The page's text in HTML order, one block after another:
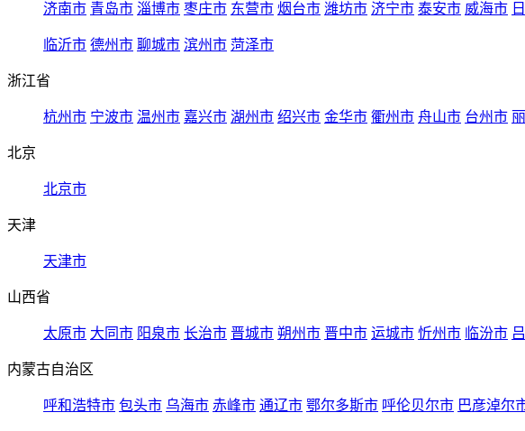
济南市 青岛市 淄博市 枣庄市 东营市 烟台市 潍坊市 济宁市 泰安市 威海市
临沂市 德州市 聊城市 滨州市 菏泽市
浙江省
杭州市 宁波市 温州市 嘉兴市 湖州市 绍兴市 金华市 衢州市 舟山市 台州市
北京
北京市
天津
天津市
山西省
太原市 大同市 阳泉市 长治市 晋城市 朔州市 晋中市 运城市 忻州市 临汾市
内蒙古自治区
呼和浩特市 包头市 乌海市 赤峰市 通辽市 鄂尔多斯市 呼伦贝尔市 巴彦淖尔